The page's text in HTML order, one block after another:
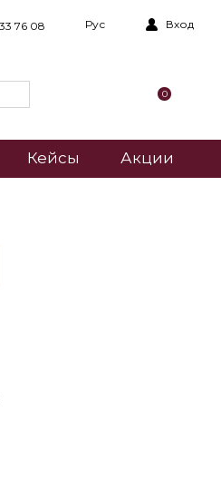
76 08 Рус Вход
0
Кейсы Акции